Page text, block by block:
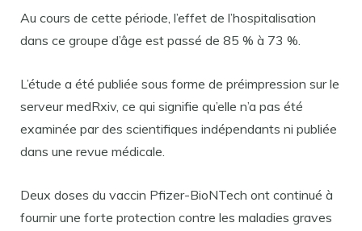
Au cours de cette période, l’effet de l’hospitalisation
dans ce groupe d’âge est passé de 85 % à 73 %.
L’étude a été publiée sous forme de préimpression sur le
serveur medRxiv, ce qui signifie qu’elle n’a pas été
examinée par des scientifiques indépendants ni publiée
dans une revue médicale.
Deux doses du vaccin Pfizer-BioNTech ont continué à
fournir une forte protection contre les maladies graves